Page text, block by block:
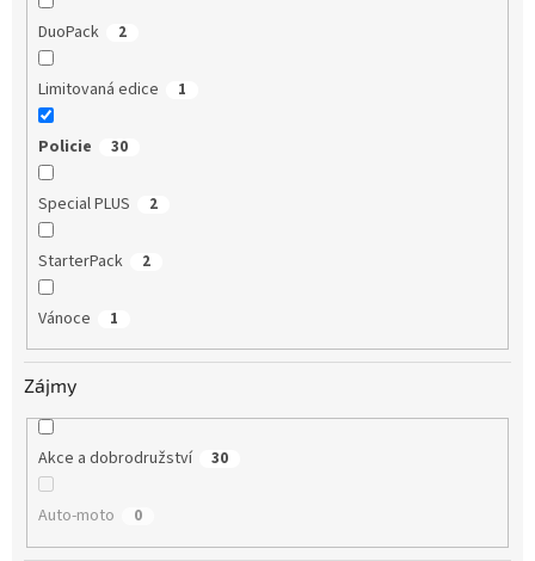
DuoPack 2
Limitovaná edice 1
Policie 30
Special PLUS 2
StarterPack 2
Vánoce 1
Zájmy
Akce a dobrodružství 30
Auto-moto 0